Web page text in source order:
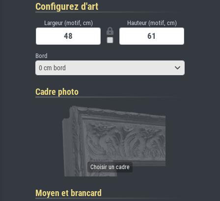
Configurez d'art
Largeur (motif, cm) Hauteur (motif, cm)
Bord
0 cm bord
Cadre photo
Moyen et brancard